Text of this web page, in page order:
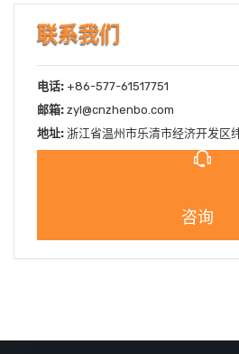
联系我们
电话: +86-577-61517751
邮箱: zyl@cnzhenbo.com
地址: 浙江省温州市乐清市经济开发区
咨询